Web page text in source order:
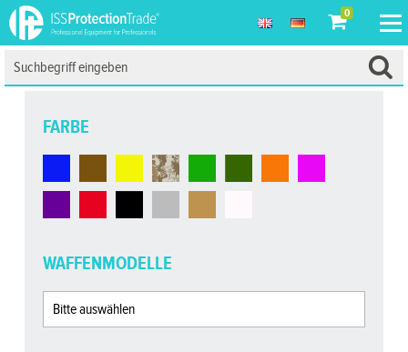
0
FARBE
WAFFENMODELLE